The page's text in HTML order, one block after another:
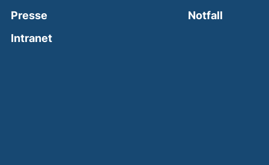
Presse
Intranet(external link, opens in a new window)
Notfall